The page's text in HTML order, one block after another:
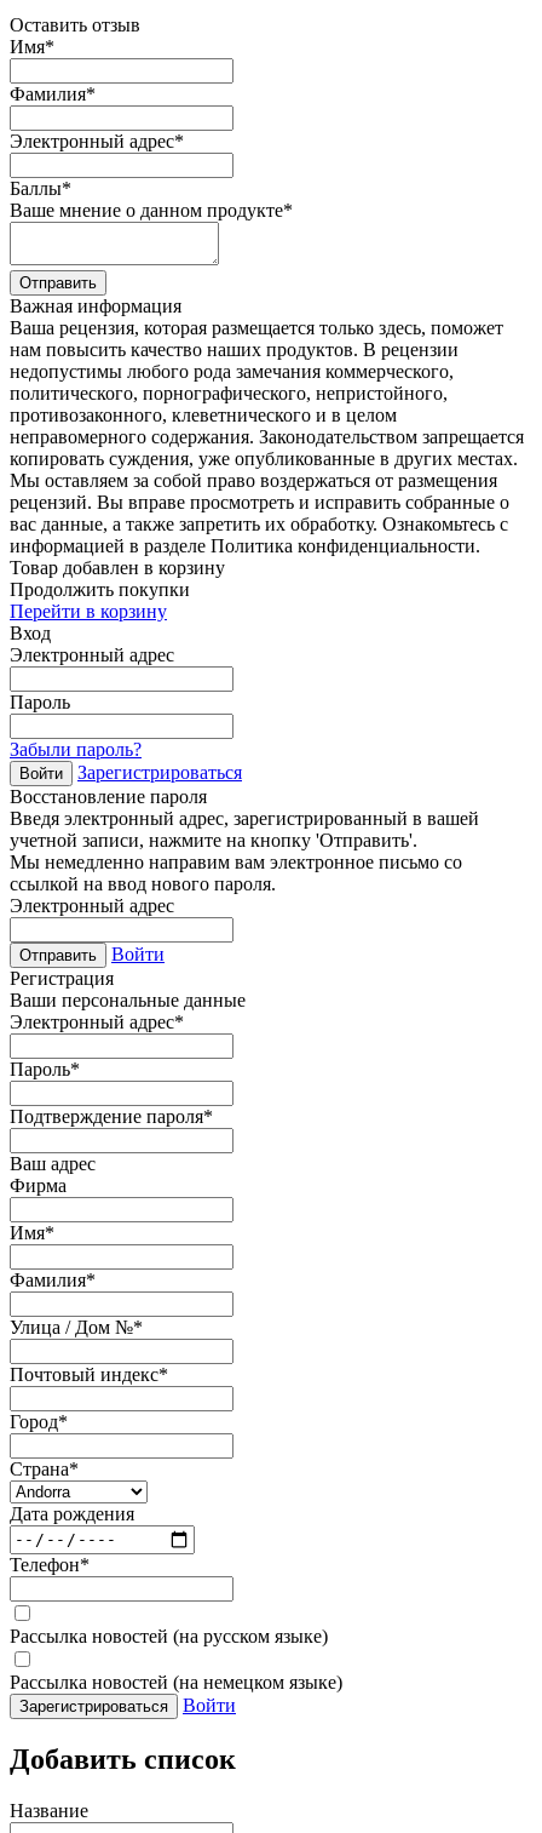
Оставить отзыв
Имя*
Фамилия*
Электронный адрес*
Баллы*
Ваше мнение о данном продукте*
Отправить
Важная информация
Ваша рецензия, которая размещается только здесь, поможет
нам повысить качество наших продуктов. В рецензии
недопустимы любого рода замечания коммерческого,
политического, порнографического, непристойного,
противозаконного, клеветнического и в целом
неправомерного содержания. Законодательством запрещается
копировать суждения, уже опубликованные в других местах.
Мы оставляем за собой право воздержаться от размещения
рецензий. Вы вправе просмотреть и исправить собранные о
вас данные, а также запретить их обработку. Ознакомьтесь с
информацией в разделе Политика конфиденциальности.
Товар добавлен в корзину
Продолжить покупки
Перейти в корзину
Вход
Электронный адрес
Пароль
Забыли пароль?
Войти
Зарегистрироваться
Восстановление пароля
Введя электронный адрес, зарегистрированный в вашей
учетной записи, нажмите на кнопку 'Отправить'.
Мы немедленно направим вам электронное письмо со
ссылкой на ввод нового пароля.
Электронный адрес
Отправить
Войти
Регистрация
Ваши персональные данные
Электронный адрес*
Пароль*
Подтверждение пароля*
Ваш адрес
Фирма
Имя*
Фамилия*
Улица / Дом №*
Почтовый индекс*
Город*
Страна*
Дата рождения
Телефон*
Рассылка новостей (на русском языке)
Рассылка новостей (на немецком языке)
Зарегистрироваться Войти
Добавить список
Название